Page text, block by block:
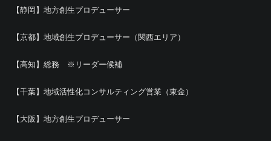
【静岡】地方創生プロデューサー
【京都】地域創生プロデューサー（関西エリア）
【高知】総務 ※リーダー候補
【千葉】地域活性化コンサルティング営業（東金）
【大阪】地方創生プロデューサー